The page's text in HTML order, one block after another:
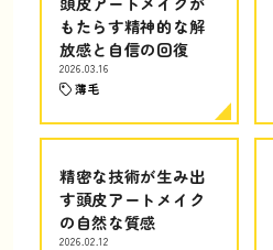
もたらす精神的な解
放感と自信の回復
2026.03.16
薄毛
精密な技術が生み出
す頭皮アートメイク
の自然な質感
2026.02.12